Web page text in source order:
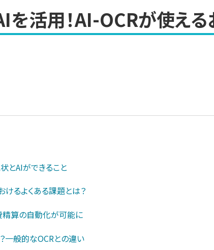
活用！AI-OCRが使え
とAIができること
るよくある課題とは？
精算の自動化が可能に
一般的なOCRとの違い